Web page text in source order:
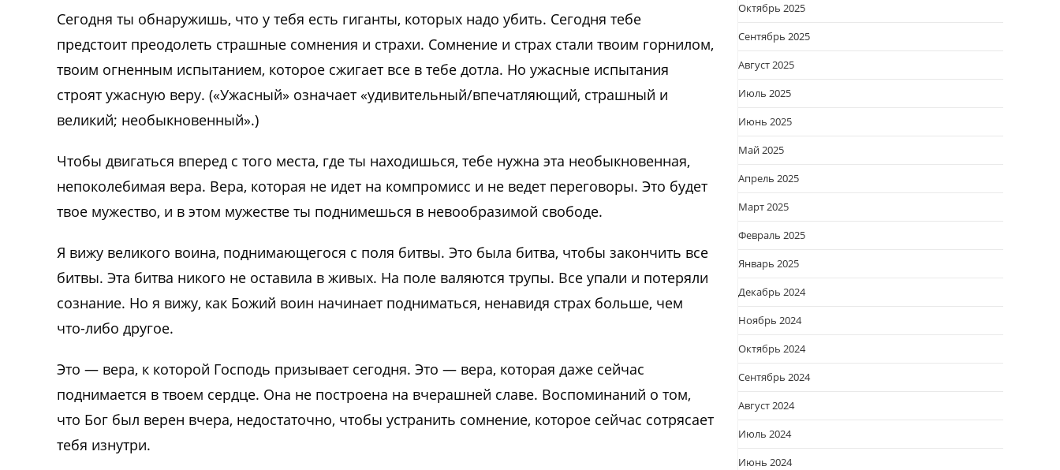
Сегодня ты обнаружишь, что у тебя есть гиганты, которых надо убить. Сегодня тебе
предстоит преодолеть страшные сомнения и страхи. Сомнение и страх стали твоим горнилом,
твоим огненным испытанием, которое сжигает все в тебе дотла. Но ужасные испытания
строят ужасную веру. («Ужасный» означает «удивительный/впечатляющий, страшный и
великий; необыкновенный».)
Чтобы двигаться вперед с того места, где ты находишься, тебе нужна эта необыкновенная,
непоколебимая вера. Вера, которая не идет на компромисс и не ведет переговоры. Это будет
твое мужество, и в этом мужестве ты поднимешься в невообразимой свободе.
Я вижу великого воина, поднимающегося с поля битвы. Это была битва, чтобы закончить все
битвы. Эта битва никого не оставила в живых. На поле валяются трупы. Все упали и потеряли
сознание. Но я вижу, как Божий воин начинает подниматься, ненавидя страх больше, чем
что-либо другое.
Это — вера, к которой Господь призывает сегодня. Это — вера, которая даже сейчас
поднимается в твоем сердце. Она не построена на вчерашней славе. Воспоминаний о том,
что Бог был верен вчера, недостаточно, чтобы устранить сомнение, которое сейчас сотрясает
тебя изнутри.
Октябрь 2025
Сентябрь 2025
Август 2025
Июль 2025
Июнь 2025
Май 2025
Апрель 2025
Март 2025
Февраль 2025
Январь 2025
Декабрь 2024
Ноябрь 2024
Октябрь 2024
Сентябрь 2024
Август 2024
Июль 2024
Июнь 2024